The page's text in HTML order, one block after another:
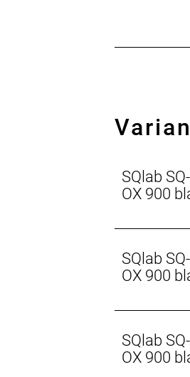
SQlab
OX 900
SQlab
OX 900
SQlab
OX 900